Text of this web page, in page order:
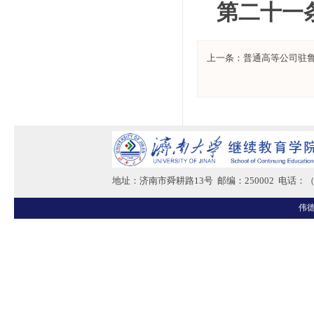
第二十一
上一条： 普通高等公司驻
地址：济南市舜耕路13号 邮编：250002 电话：
伟